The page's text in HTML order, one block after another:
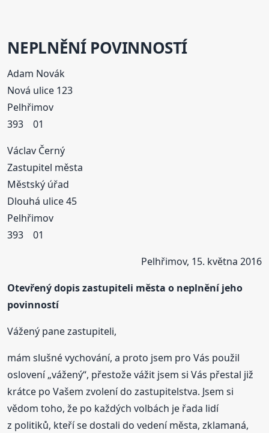
NEPLNĚNÍ POVINNOSTÍ
Adam Novák
Nová ulice 123
Pelhřimov
393 01
Václav Černý
Zastupitel města
Městský úřad
Dlouhá ulice 45
Pelhřimov
393 01
Pelhřimov, 15. května 2016
Otevřený dopis zastupiteli města o neplnění jeho
povinností
Vážený pane zastupiteli,
mám slušné vychování, a proto jsem pro Vás použil
oslovení „vážený“, přestože vážit jsem si Vás přestal již
krátce po Vašem zvolení do zastupitelstva. Jsem si
vědom toho, že po každých volbách je řada lidí
z politiků, kteří se dostali do vedení města, zklamaná,